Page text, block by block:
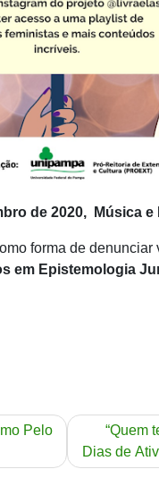
de 2020, Música
forma de
em Epistemologia
Pelo
“Quem
Dias de